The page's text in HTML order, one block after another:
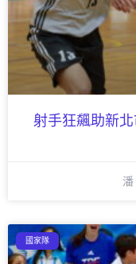
射手狂飆助新
國家隊